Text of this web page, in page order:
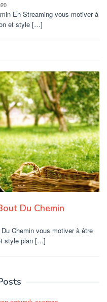
En Streaming vous motiver à
et style […]
Du Chemin
Chemin vous motiver à être
style plan […]